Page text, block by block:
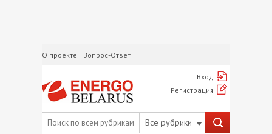
О проекте Вопрос-Ответ
Вход
Регистрация
Все рубрики